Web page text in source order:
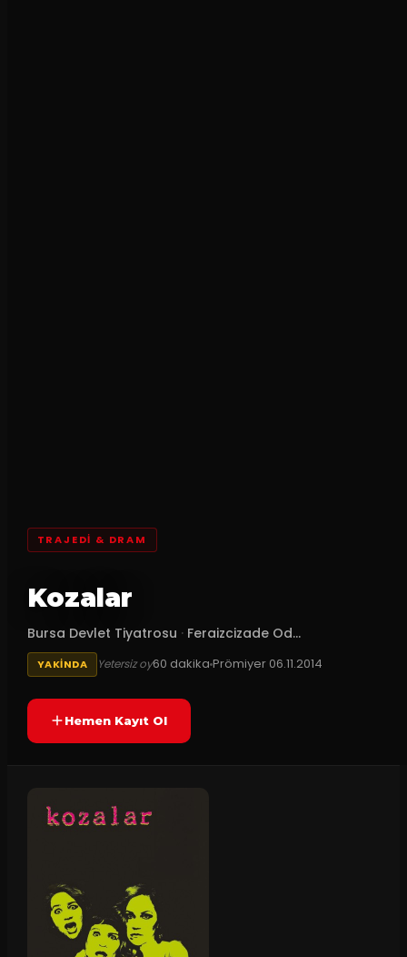
TRAJEDI & DRAM
Kozalar
Bursa Devlet Tiyatrosu · Feraizcizade Od...
YAKINDA Yetersiz oy60 dakikaPrömiyer 06.11.2014
Hemen Kayıt Ol